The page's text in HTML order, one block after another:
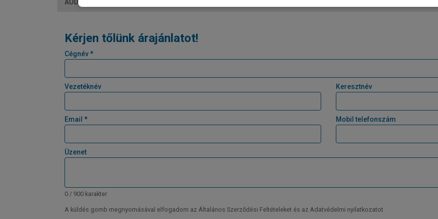
AUDI Q3 Sportback suv TFSI quattro S-tronic
Kérjen tőlünk árajánlatot!
Cégnév *
Vezetéknév Keresztnév
Email * Mobil telefonszám
Üzenet
0 / 900 karakter
A küldés gomb megnyomásával elfogadom az Általános Szerződési Feltételeket és az Adatvédelmi nyilatkozatot.